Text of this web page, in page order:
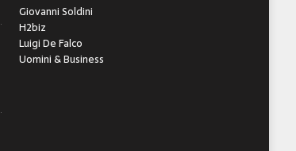
Giovanni Soldini
H2biz
Luigi De Falco
Uomini & Business